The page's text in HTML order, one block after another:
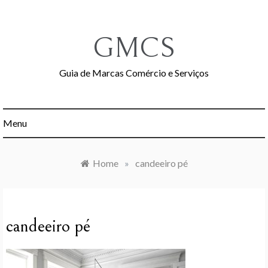
GMCS
Guia de Marcas Comércio e Serviços
Menu
Home » candeeiro pé
candeeiro pé